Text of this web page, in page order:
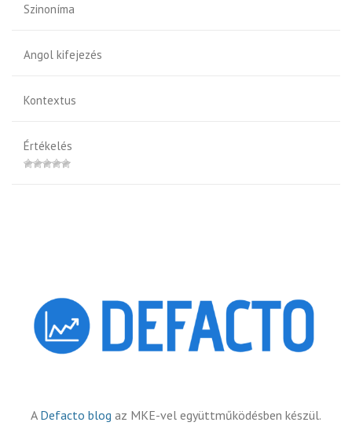
Szinoníma
Angol kifejezés
Kontextus
Értékelés
A Defacto blog az MKE-vel együttműködésben készül.